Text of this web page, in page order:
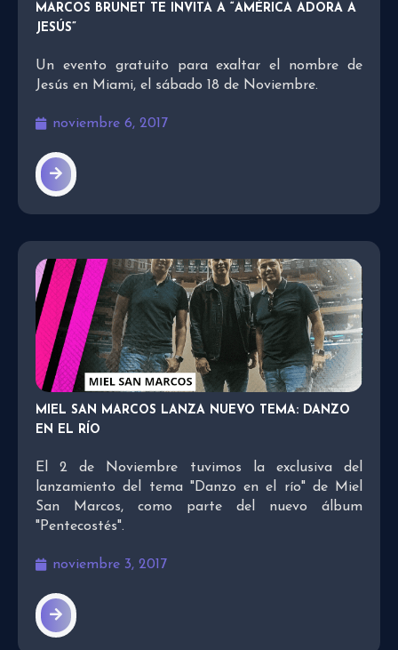
MARCOS BRUNET TE INVITA A “AMÉRICA ADORA A
JESÚS”
Un evento gratuito para exaltar el nombre de
Jesús en Miami, el sábado 18 de Noviembre.
noviembre 6, 2017
MIEL SAN MARCOS LANZA NUEVO TEMA: DANZO
EN EL RÍO
El 2 de Noviembre tuvimos la exclusiva del
lanzamiento del tema "Danzo en el río" de Miel
San Marcos, como parte del nuevo álbum
"Pentecostés".
noviembre 3, 2017